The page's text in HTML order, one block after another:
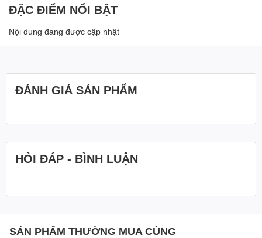
ĐẶC ĐIỂM NỔI BẬT
Nội dung đang được cập nhật
ĐÁNH GIÁ SẢN PHẨM
HỎI ĐÁP - BÌNH LUẬN
SẢN PHẨM THƯỜNG MUA CÙNG